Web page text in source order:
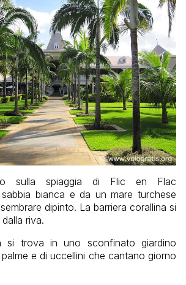
sulla spiaggia di Flic en Flac
bianca e da un mare turchese
dipinto. La barriera corallina si
riva.
si trova in uno sconfinato giardino
e di uccellini che cantano giorno